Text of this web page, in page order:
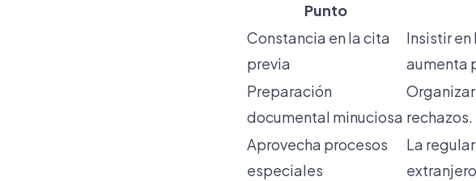
Punto
Constancia en la cita
previa
Insistir
aumenta
Preparación
documental minuciosa rechazos.
Aprovecha procesos
especiales
La